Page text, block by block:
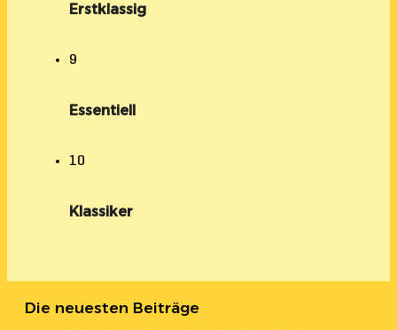
Erstklassig
9
Essentiell
10
Klassiker
Die neuesten Beiträge